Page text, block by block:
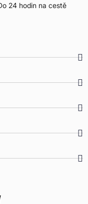
24 hodin na cestě